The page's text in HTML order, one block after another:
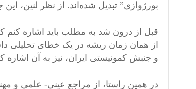
بورژوازی” تبدیل شده‌اند. از نظر لنین،
قبل از درون شد به مطلب باید اشاره کنم
از همان زمان ریشه در یک خطای تحلیلی
و جنبش کمونیستی ایران، نیز به آن اشاره
در همین راستا، از مراجع عینی- علمی و